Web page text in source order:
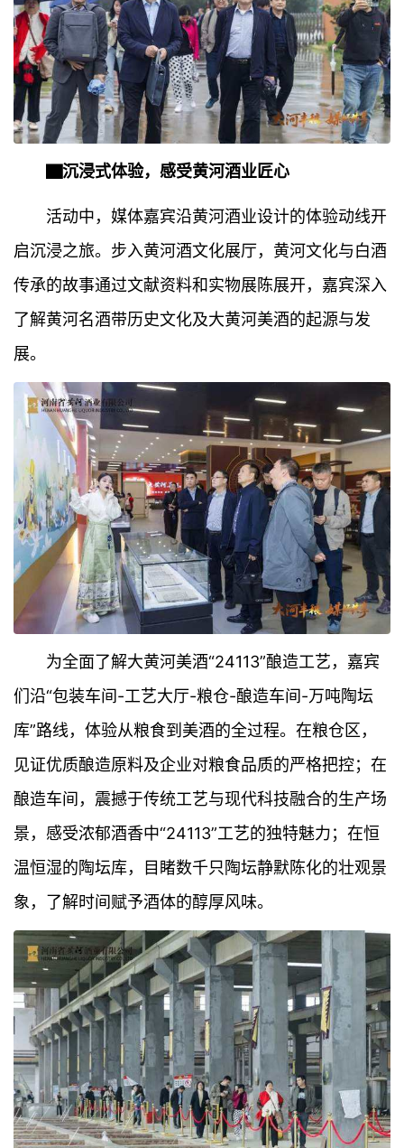
▇沉浸式体验，感受黄河酒业匠心
活动中，媒体嘉宾沿黄河酒业设计的体验动线开
启沉浸之旅。步入黄河酒文化展厅，黄河文化与白酒
传承的故事通过文献资料和实物展陈展开，嘉宾深入
了解黄河名酒带历史文化及大黄河美酒的起源与发
展。
为全面了解大黄河美酒“24113”酿造工艺，嘉宾
们沿“包装车间-工艺大厅-粮仓-酿造车间-万吨陶坛
库”路线，体验从粮食到美酒的全过程。在粮仓区，
见证优质酿造原料及企业对粮食品质的严格把控；在
酿造车间，震撼于传统工艺与现代科技融合的生产场
景，感受浓郁酒香中“24113”工艺的独特魅力；在恒
温恒湿的陶坛库，目睹数千只陶坛静默陈化的壮观景
象，了解时间赋予酒体的醇厚风味。